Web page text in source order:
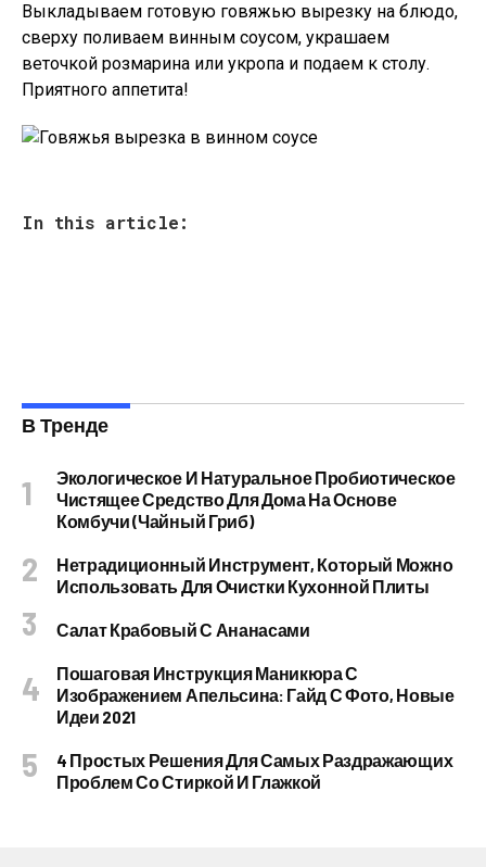
Выкладываем готовую говяжью вырезку на блюдо,
сверху поливаем винным соусом, украшаем
веточкой розмарина или укропа и подаем к столу.
Приятного аппетита!
In this article:
В Тренде
Экологическое И Натуральное Пробиотическое
Чистящее Средство Для Дома На Основе
Комбучи (чайный Гриб)
Нетрадиционный Инструмент, Который Можно
Использовать Для Очистки Кухонной Плиты
Салат Крабовый С Ананасами
Пошаговая Инструкция Маникюра С
Изображением Апельсина: Гайд С Фото, Новые
Идеи 2021
4 Простых Решения Для Самых Раздражающих
Проблем Со Стиркой И Глажкой